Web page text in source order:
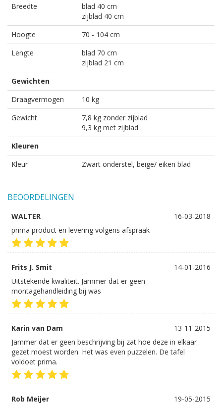
Breedte
blad 40 cm
zijblad 40 cm
Hoogte
70 - 104 cm
Lengte
blad 70 cm
zijblad 21 cm
Gewichten
Draagvermogen
10 kg
Gewicht
7,8 kg zonder zijblad
9,3 kg met zijblad
Kleuren
Kleur
Zwart onderstel, beige/ eiken blad
BEOORDELINGEN
WALTER
16-03-2018
prima product en levering volgens afspraak
Frits J. Smit
14-01-2016
Uitstekende kwaliteit. Jammer dat er geen
montagehandleiding bij was
Karin van Dam
13-11-2015
Jammer dat er geen beschrijving bij zat hoe deze in elkaar
gezet moest worden. Het was even puzzelen. De tafel
voldoet prima.
Rob Meijer
19-05-2015